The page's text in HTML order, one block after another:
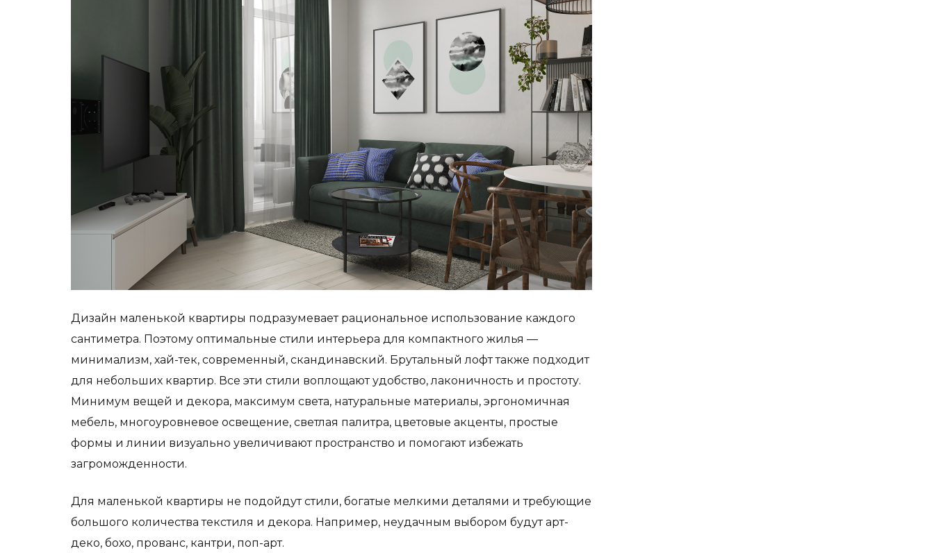
Дизайн маленькой квартиры подразумевает рациональное использование каждого
сантиметра. Поэтому оптимальные стили интерьера для компактного жилья —
минимализм, хай-тек, современный, скандинавский. Брутальный лофт также подходит
для небольших квартир. Все эти стили воплощают удобство, лаконичность и простоту.
Минимум вещей и декора, максимум света, натуральные материалы, эргономичная
мебель, многоуровневое освещение, светлая палитра, цветовые акценты, простые
формы и линии визуально увеличивают пространство и помогают избежать
загроможденности.
Для маленькой квартиры не подойдут стили, богатые мелкими деталями и требующие
большого количества текстиля и декора. Например, неудачным выбором будут арт-
деко, бохо, прованс, кантри, поп-арт.